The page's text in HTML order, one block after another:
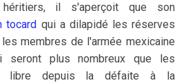
il s'aperçoit que son
tocard qui a dilapidé les réserves
membres de l'armée mexicaine
plus nombreux que les
libre depuis la défaite à la